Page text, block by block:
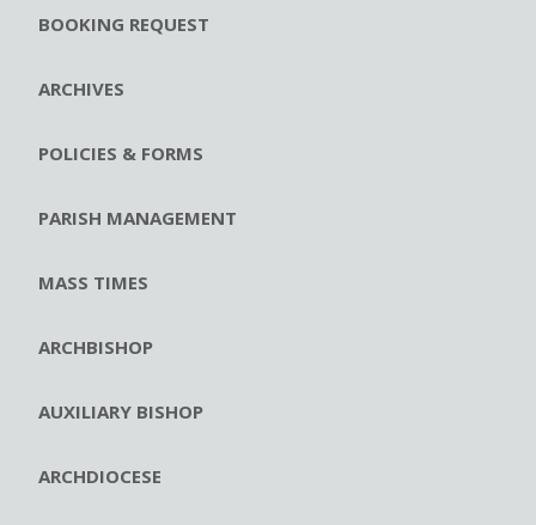
BOOKING REQUEST
ARCHIVES
POLICIES & FORMS
PARISH MANAGEMENT
MASS TIMES
ARCHBISHOP
AUXILIARY BISHOP
ARCHDIOCESE